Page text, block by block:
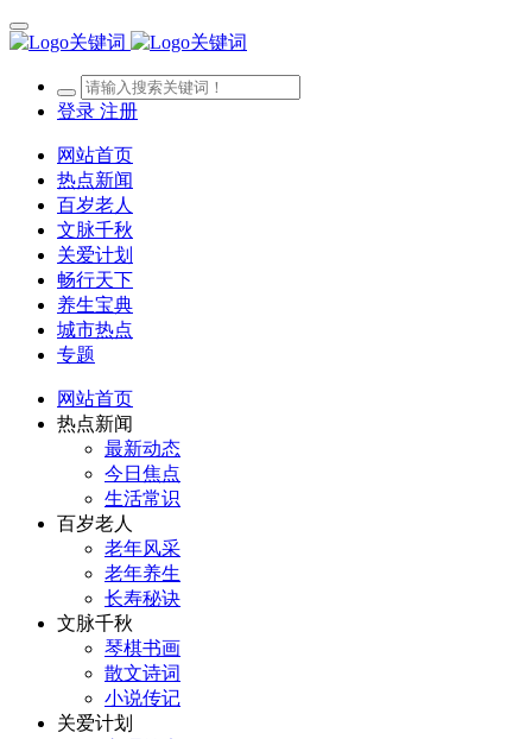
登录 注册
网站首页
热点新闻
百岁老人
文脉千秋
关爱计划
畅行天下
养生宝典
城市热点
专题
网站首页
热点新闻
最新动态
今日焦点
生活常识
百岁老人
老年风采
老年养生
长寿秘诀
文脉千秋
琴棋书画
散文诗词
小说传记
关爱计划